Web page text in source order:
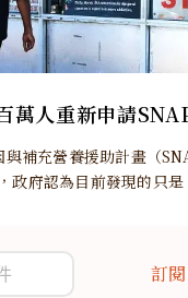
萬人重新申請
與補充營養援助計畫（
政府認為目前發現的只是
訂閱